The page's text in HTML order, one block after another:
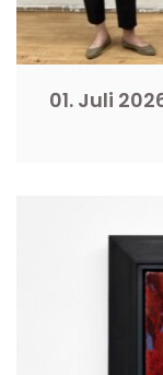
01. Juli